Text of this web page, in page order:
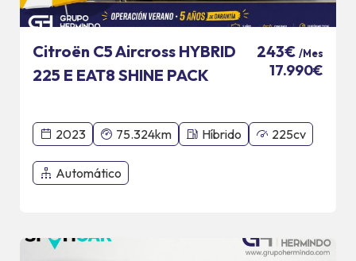
Citroën C5 Aircross HYBRID
225 E EAT8 SHINE PACK
243€ /Mes
17.990€
2023 75.324km Híbrido 225cv
Automático